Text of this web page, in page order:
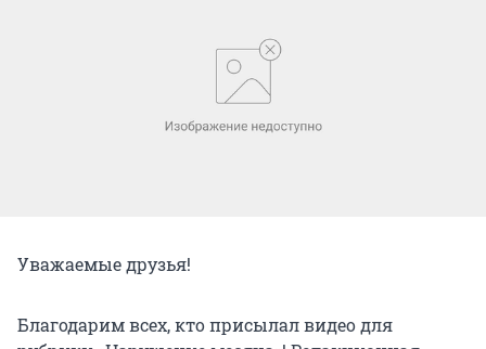
Уважаемые друзья!
Благодарим всех, кто присылал видео для